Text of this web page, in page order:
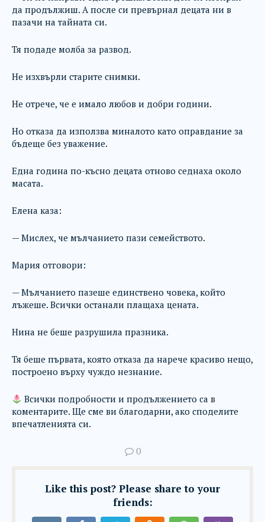
да продължиш. А после си превърнал децата ни в
пазачи на тайната си.
Тя подаде молба за развод.
Не изхвърли старите снимки.
Не отрече, че е имало любов и добри години.
Но отказа да използва миналото като оправдание за
бъдеще без уважение.
Една година по-късно децата отново седнаха около
масата.
Елена каза:
— Мислех, че мълчанието пази семейството.
Мария отговори:
— Мълчанието пазеше единствено човека, който
лъжеше. Всички останали плащаха цената.
Нина не беше разрушила празника.
Тя беше първата, която отказа да нарече красиво нещо,
построено върху чуждо незнание.
Всички подробности и продължението са в
коментарите. Ще сме ви благодарни, ако споделите
впечатленията си.
0
Like this post? Please share to your
friends: